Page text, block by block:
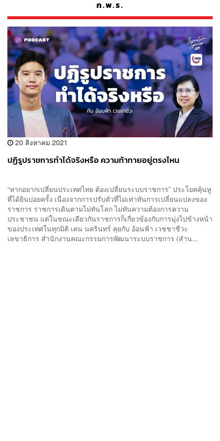
ก.พ.ร.
20 สิงหาคม 2021
ปฏิรูปราชการทำได้จริงหรือ ความท้าทายอยู่ตรงไหน
“หากอยากเปลี่ยนประเทศไทย ต้องเปลี่ยนระบบราชการ” ประโยคคุ้นหู
ที่ได้ยินบ่อยครั้ง เนื่องจากการปรับตัวที่ไม่เท่าทันการเปลี่ยนแปลงของ
ราชการ ราชการเดินตามไม่ทันโลก ไม่ทันความต้องการความ
ประชาชน แต่ในขณะเดียวกันราชการก็เกี่ยวข้องกับการมุ่งไปข้างหน้า
ของประเทศในทุกมิติ เคน นครินทร์ คุยกับ อ้อนฟ้า เวชชาชีวะ
เลขาธิการ สำนักงานคณะกรรมการพัฒนาระบบราชการ (สำน...